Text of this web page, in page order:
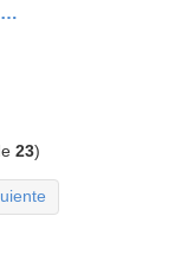
True True visita la casa de la Mosca Fosca
23)